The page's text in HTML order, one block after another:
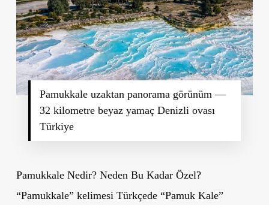
Pamukkale uzaktan panorama görünüm —
32 kilometre beyaz yamaç Denizli ovası
Türkiye
Pamukkale Nedir? Neden Bu Kadar Özel?
“Pamukkale” kelimesi Türkçede “Pamuk Kale”